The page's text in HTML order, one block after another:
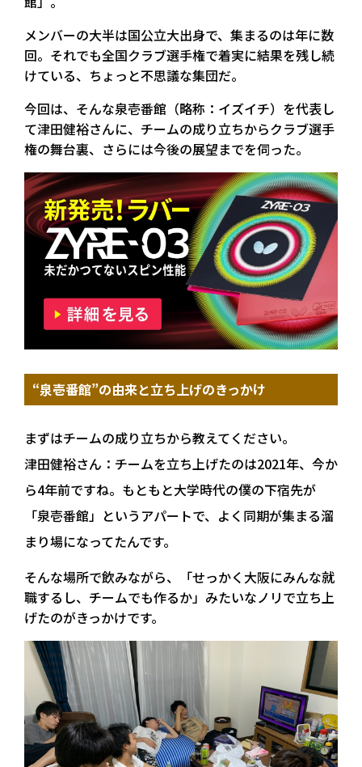
メンバーの大半は国公立大出身で、集まるのは年に数
回。それでも全国クラブ選手権で着実に結果を残し続
けている、ちょっと不思議な集団だ。
今回は、そんな泉壱番館（略称：イズイチ）を代表し
て津田健裕さんに、チームの成り立ちからクラブ選手
権の舞台裏、さらには今後の展望までを伺った。
“泉壱番館”の由来と立ち上げのきっかけ
まずはチームの成り立ちから教えてください。
津田健裕さん： チームを立ち上げたのは2021年、今か
ら4年前ですね。もともと大学時代の僕の下宿先が
「泉壱番館」というアパートで、よく同期が集まる溜
まり場になってたんです。
そんな場所で飲みながら、「せっかく大阪にみんな就
職するし、チームでも作るか」みたいなノリで立ち上
げたのがきっかけです。